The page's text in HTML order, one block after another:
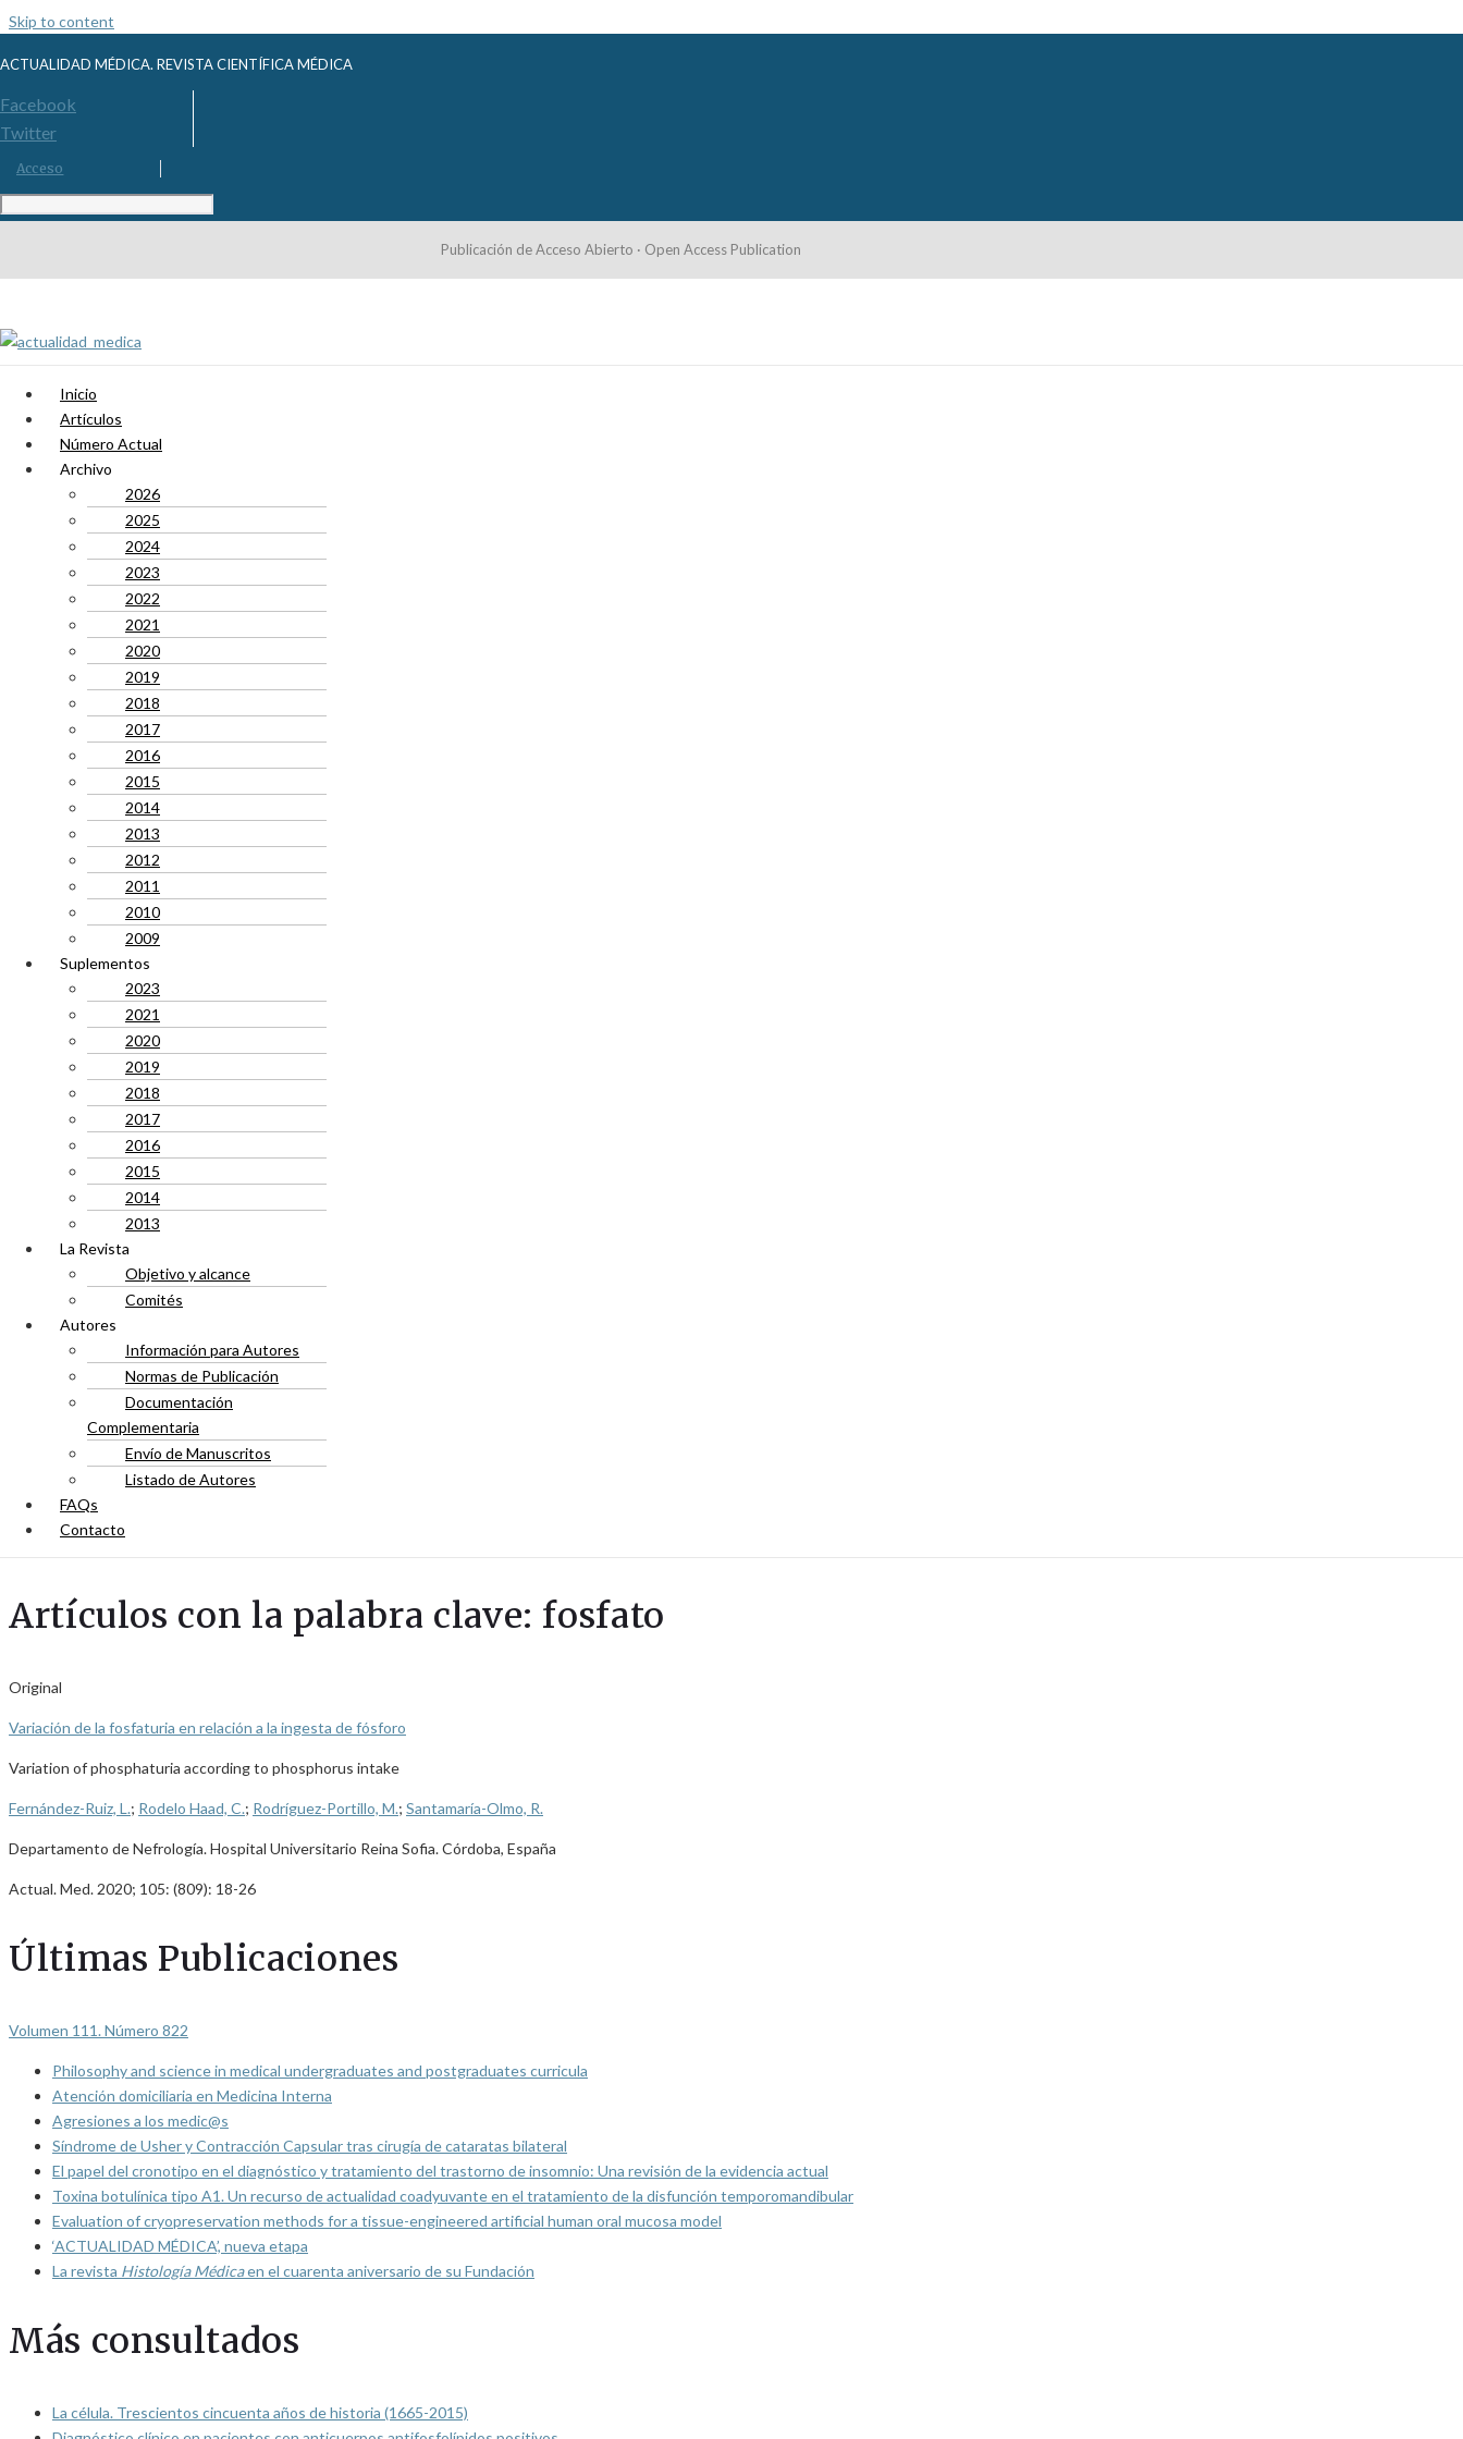
Skip to content
ACTUALIDAD MÉDICA. REVISTA CIENTÍFICA MÉDICA
Facebook
Twitter
Acceso
Publicación de Acceso Abierto · Open Access Publication
Inicio
Artículos
Número Actual
Archivo
2026
2025
2024
2023
2022
2021
2020
2019
2018
2017
2016
2015
2014
2013
2012
2011
2010
2009
Suplementos
2023
2021
2020
2019
2018
2017
2016
2015
2014
2013
La Revista
Objetivo y alcance
Comités
Autores
Información para Autores
Normas de Publicación
Documentación
Complementaria
Envío de Manuscritos
Listado de Autores
FAQs
Contacto
Artículos con la palabra clave: fosfato
Original
Variación de la fosfaturia en relación a la ingesta de fósforo
Variation of phosphaturia according to phosphorus intake
Fernández-Ruiz, L.; Rodelo Haad, C.; Rodríguez-Portillo, M.; Santamaría-Olmo, R.
Departamento de Nefrología. Hospital Universitario Reina Sofia. Córdoba, España
Actual. Med. 2020; 105: (809): 18-26
Últimas Publicaciones
Volumen 111. Número 822
Philosophy and science in medical undergraduates and postgraduates curricula
Atención domiciliaria en Medicina Interna
Agresiones a los medic@s
Síndrome de Usher y Contracción Capsular tras cirugía de cataratas bilateral
El papel del cronotipo en el diagnóstico y tratamiento del trastorno de insomnio: Una revisión de la evidencia actual
Toxina botulínica tipo A1. Un recurso de actualidad coadyuvante en el tratamiento de la disfunción temporomandibular
Evaluation of cryopreservation methods for a tissue-engineered artificial human oral mucosa model
‘ACTUALIDAD MÉDICA’, nueva etapa
La revista Histología Médicaen el cuarenta aniversario de su Fundación
Más consultados
La célula. Trescientos cincuenta años de historia (1665-2015)